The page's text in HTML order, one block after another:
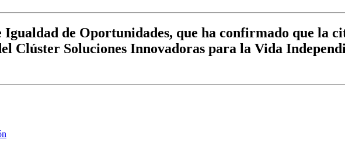
de Oportunidades, que ha confirmado que la
Clúster Soluciones Innovadoras para la Vida